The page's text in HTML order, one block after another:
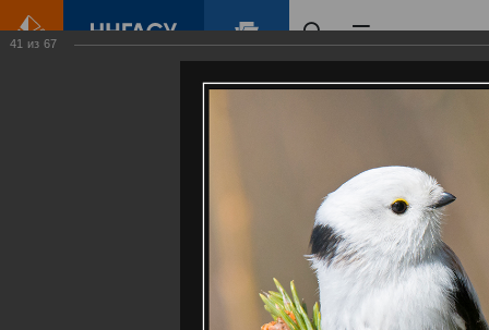
41 из 67